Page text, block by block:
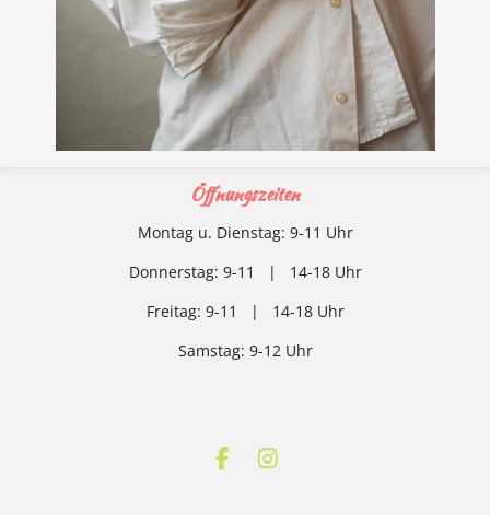
Öffnungszeiten
Montag u. Dienstag: 9-11 Uhr
Donnerstag: 9-11 | 14-18 Uhr
Freitag: 9-11 | 14-18 Uhr
Samstag: 9-12Uhr
F
I